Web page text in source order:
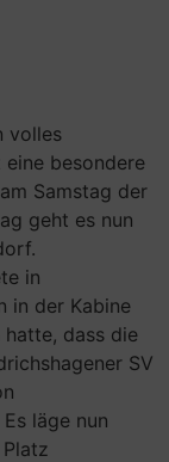
volles
besondere
Samstag der
geht es nun
in
in der Kabine
dass die
SV
läge nun